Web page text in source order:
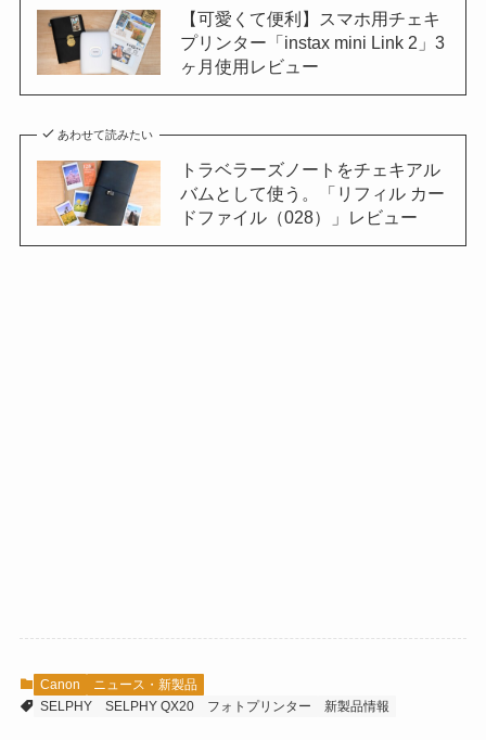
【可愛くて便利】スマホ用チェキ
プリンター「instax mini Link 2」3
ヶ月使用レビュー
あわせて読みたい
トラベラーズノートをチェキアル
バムとして使う。「リフィル カー
ドファイル（028）」レビュー
Canon
ニュース・新製品
SELPHY
SELPHY QX20 フォトプリンター 新製品情報